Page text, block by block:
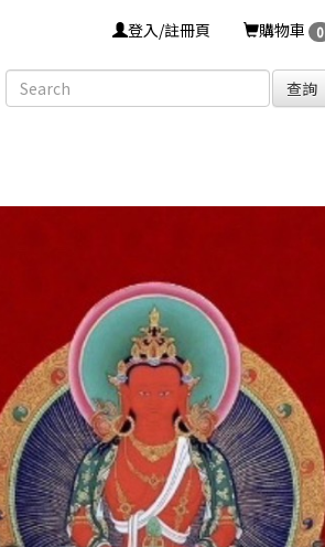
登入/註冊頁 購物車 0
查詢